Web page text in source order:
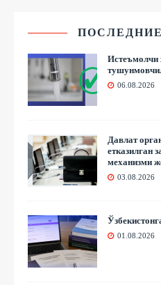
Истеъмолчи
06.08.2026
Давлат
етказилган
механизми
03.08.2026
01.08.2026